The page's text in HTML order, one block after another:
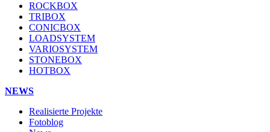
ROCKBOX
TRIBOX
CONICBOX
LOADSYSTEM
VARIOSYSTEM
STONEBOX
HOTBOX
NEWS
Realisierte Projekte
Fotoblog